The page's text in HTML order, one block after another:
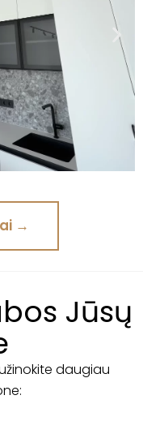
→
Jūsų
daugiau